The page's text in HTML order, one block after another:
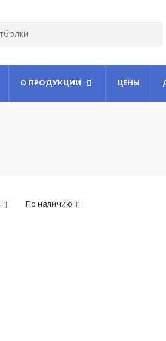
О ПРОДУКЦИИ ЦЕНЫ
По наличию